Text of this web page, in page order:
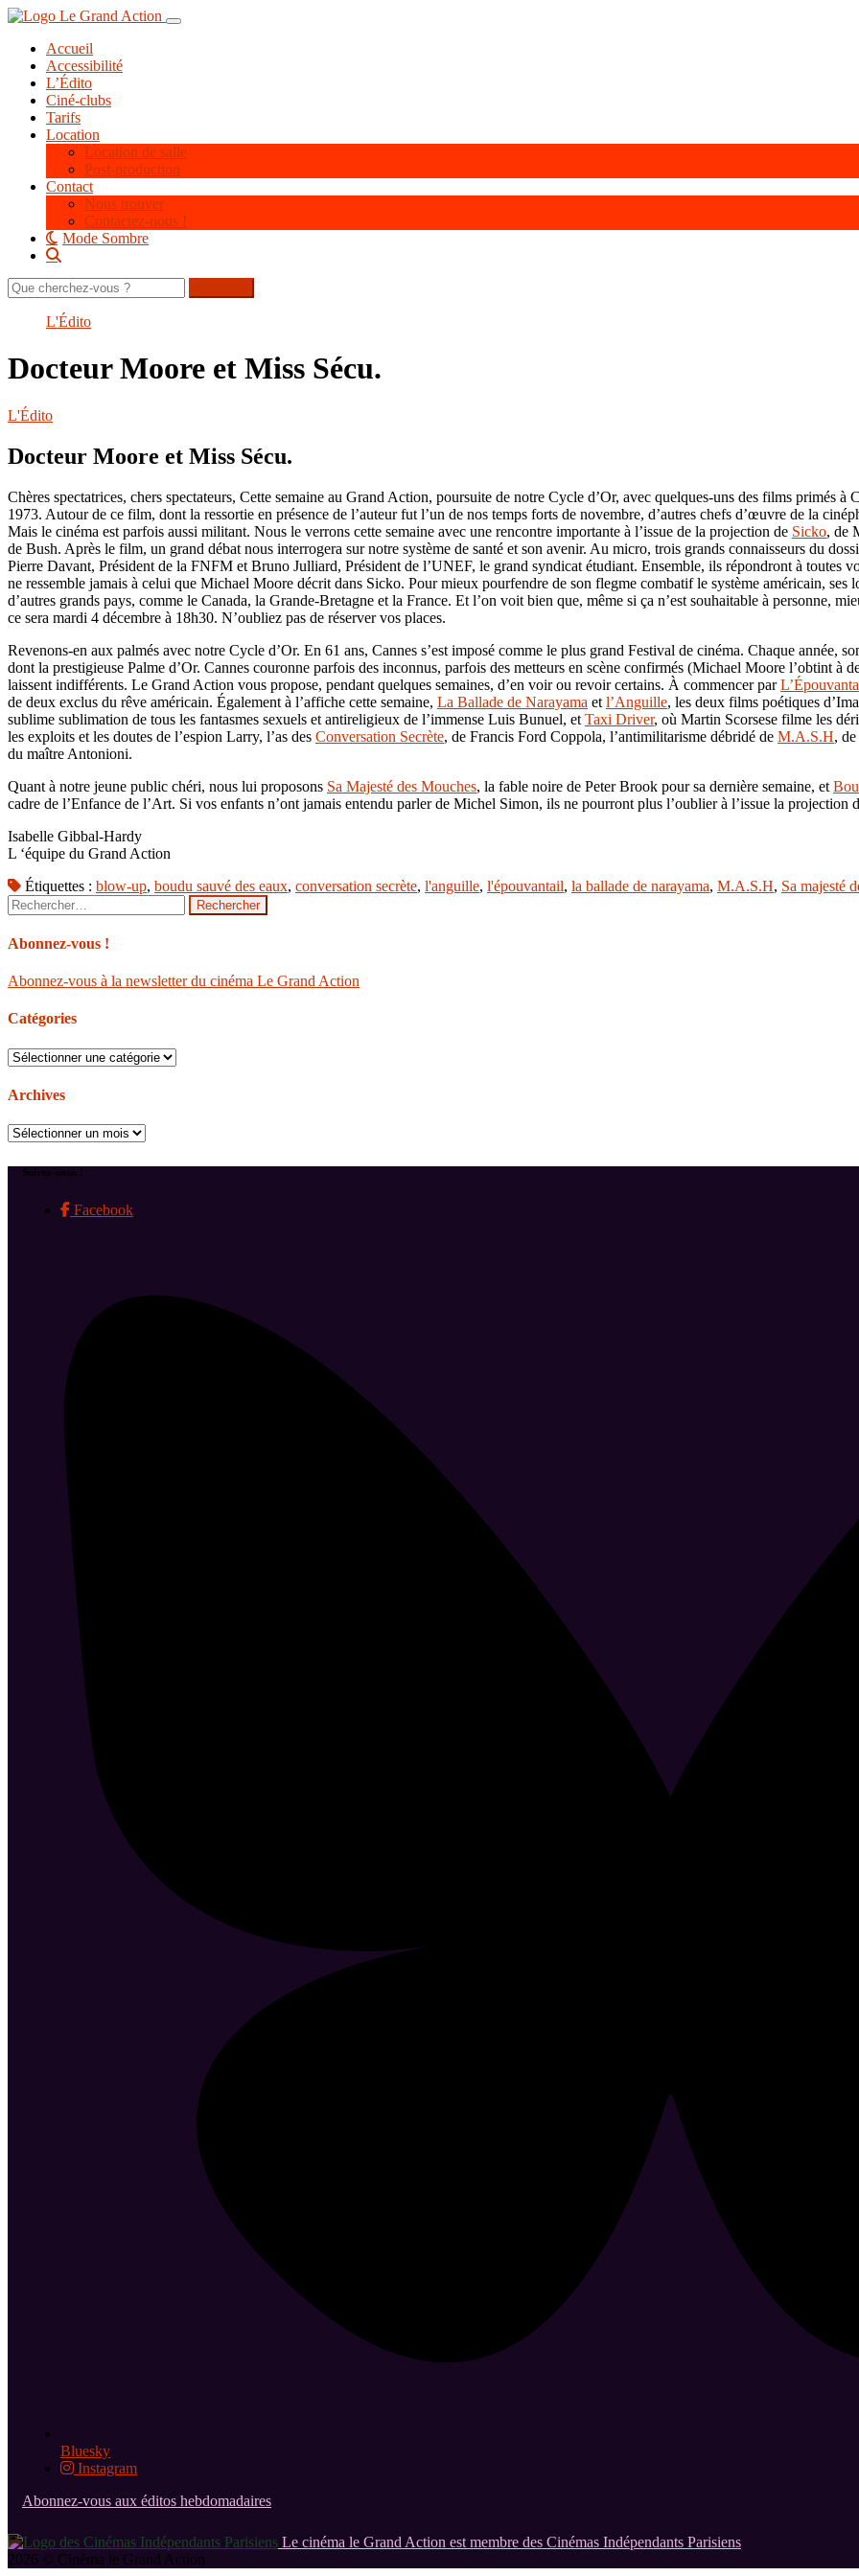
Aller
contenu
principal
Toggle navigation
Accueil
Accessibilité
L’Édito
Ciné-clubs
Tarifs
Location
Location de salle
Post-production
Contact
Nous trouver
Contactez-nous !
Mode Sombre
Rechercher
sur
L'Édito
Docteur Moore et Miss Sécu.
L'Édito
Docteur Moore et Miss Sécu.
Chères spectatrices, chers spectateurs, Cette semaine au Grand Action, poursuite de notre Cycle d’Or, avec quelques-uns des films primés à
1973. Autour de ce film, dont la ressortie en présence de l’auteur fut l’un de nos temps forts de novembre, d’autres chefs d’œuvre de la
Mais le cinéma est parfois aussi militant. Nous le verrons cette semaine avec une rencontre importante à l’issue de la projection de Sicko, de
de Bush. Après le film, un grand débat nous interrogera sur notre système de santé et son avenir. Au micro, trois grands connaisseurs du
Pierre Davant, Président de la FNFM et Bruno Julliard, Président de l’UNEF, le grand syndicat étudiant. Ensemble, ils répondront à toutes
ne ressemble jamais à celui que Michael Moore décrit dans Sicko. Pour mieux pourfendre de son flegme combatif le système américain, ses
d’autres grands pays, comme le Canada, la Grande-Bretagne et la France. Et l’on voit bien que, même si ça n’est souhaitable à personne,
ce sera mardi 4 décembre à 18h30. N’oubliez pas de réserver vos places.
Revenons-en aux palmés avec notre Cycle d’Or. En 61 ans, Cannes s’est imposé comme le plus grand Festival de cinéma. Chaque année,
dont la prestigieuse Palme d’Or. Cannes couronne parfois des inconnus, parfois des metteurs en scène confirmés (Michael Moore l’obtint à
laissent indifférents. Le Grand Action vous propose, pendant quelques semaines, d’en voir ou revoir certains. À commencer par
de deux exclus du rêve américain. Également à l’affiche cette semaine, La Ballade de Narayama et l’Anguille, les deux films poétiques
sublime sublimation de tous les fantasmes sexuels et antireligieux de l’immense Luis Bunuel, et Taxi Driver, où Martin Scorsese filme les
les exploits et les doutes de l’espion Larry, l’as des Conversation Secrète, de Francis Ford Coppola, l’antimilitarisme débridé de M.A.S.H,
du maître Antonioni.
Quant à notre jeune public chéri, nous lui proposons Sa Majesté des Mouches, la fable noire de Peter Brook pour sa dernière semaine, et
cadre de l’Enfance de l’Art. Si vos enfants n’ont jamais entendu parler de Michel Simon, ils ne pourront plus l’oublier à l’issue la projection
Isabelle Gibbal-Hardy
L ‘équipe du Grand Action
Étiquettes : blow-up, boudu sauvé des eaux, conversation secrète, l'anguille, l'épouvantail, la ballade de narayama, M.A.S.H, Sa majesté
Rechercher :
Abonnez-vous !
Abonnez-vous à la newsletter du cinéma Le Grand Action
Catégories
Catégories
Archives
Archives
Suivez-nous !
Facebook
Bluesky
Instagram
Abonnez-vous aux éditos hebdomadaires
Le cinéma le Grand Action est membre des Cinémas Indépendants Parisiens
2026 © Cinéma le Grand Action